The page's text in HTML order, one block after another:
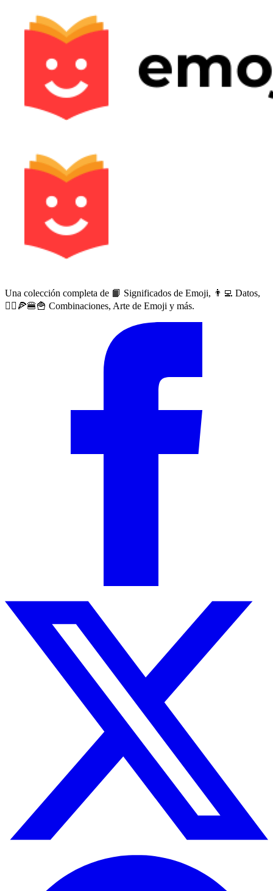
Una colección completa de 📙 Significados de Emoji, 👨‍💻 Datos,
🙅‍♀️🍕🍔🍟 Combinaciones, Arte de Emoji y más.